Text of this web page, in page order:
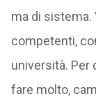
ma di
competenti,
università. Per
fare molto,